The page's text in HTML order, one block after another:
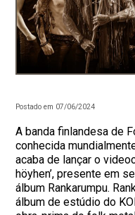
Postado em 07/06/2024
A banda finlandesa de
conhecida
acaba de lançar o
höyhen’, presente em
álbum Rankarumpu.
álbum de estúdio do